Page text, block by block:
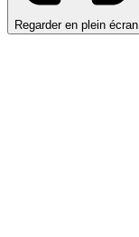
Regarder en plein écran